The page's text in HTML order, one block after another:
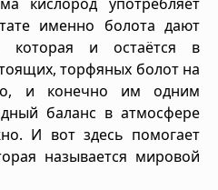
именно болота дают
которая и остаётся в
торфяных болот на
и конечно им одним
баланс в атмосфере
И вот здесь помогает
называется мировой